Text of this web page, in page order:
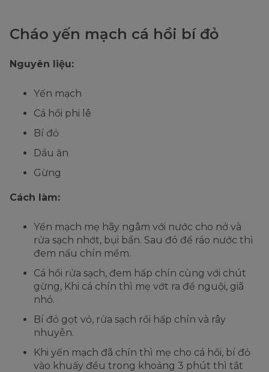
Cháo yến mạch cá hồi bí đỏ
Nguyên liệu:
Yến mạch
Cá hồi phi lê
Bí đỏ
Dầu ăn
Gừng
Cách làm:
Yến mạch mẹ hãy ngâm với nước cho nở và
rửa sạch nhớt, bụi bẩn. Sau đó để ráo nước thì
đem nấu chín mềm.
Cá hồi rửa sạch, đem hấp chín cùng với chút
gừng, Khi cá chín thì mẹ vớt ra để nguội, giã
nhỏ.
Bí đỏ gọt vỏ, rửa sạch rồi hấp chín và rây
nhuyễn.
Khi yến mạch đã chín thì mẹ cho cá hồi, bí đỏ
vào khuấy đều trong khoảng 3 phút thì tắt